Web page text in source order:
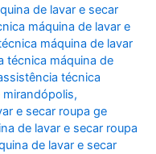
de lavar e secar
máquina de lavar e
máquina de lavar
técnica máquina de
técnica
mirandópolis,
e secar roupa ge
de lavar e secar roupa
de lavar e secar